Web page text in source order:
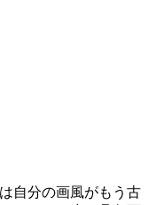
自分の画風がもう古